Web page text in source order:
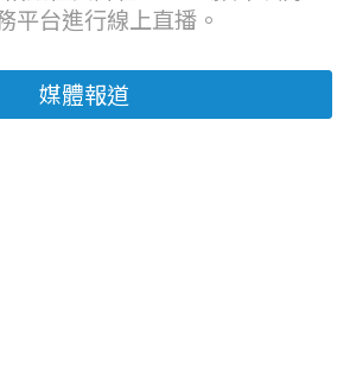
平台進行線上直播。
媒體報道